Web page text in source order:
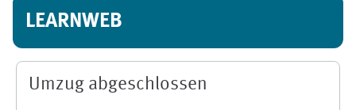
LEARNWEB
Umzug abgeschlossen